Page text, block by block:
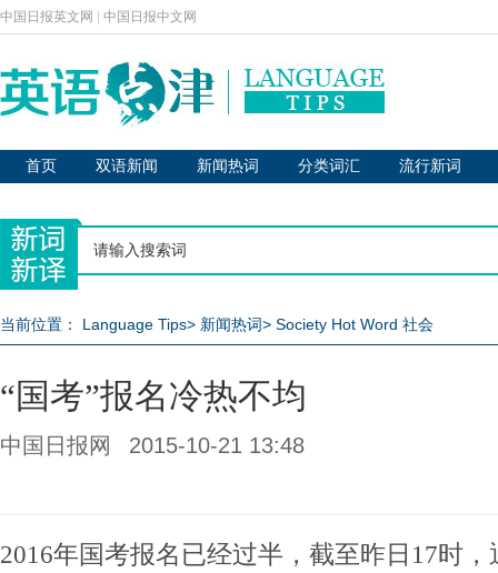
中国日报英文网 中国日报中文网
首页 双语新闻 新闻热词 分类词汇 流行新词
当前位置： Language Tips> 新闻热词> Society Hot Word 社会
“国考”报名冷热不均
中国日报网 2015-10-21 13:48
2016年国考报名已经过半，截至昨日17时